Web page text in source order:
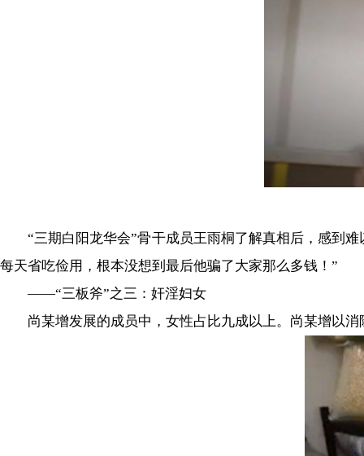
“三期白阳龙华会”骨干成员王雨桐了解真相后，感到难
每天省吃俭用，根本没想到最后他骗了大家那么多钱！”
——“三板斧”之三：奸淫妇女
尚某增发展的成员中，女性占比九成以上。尚某增以消